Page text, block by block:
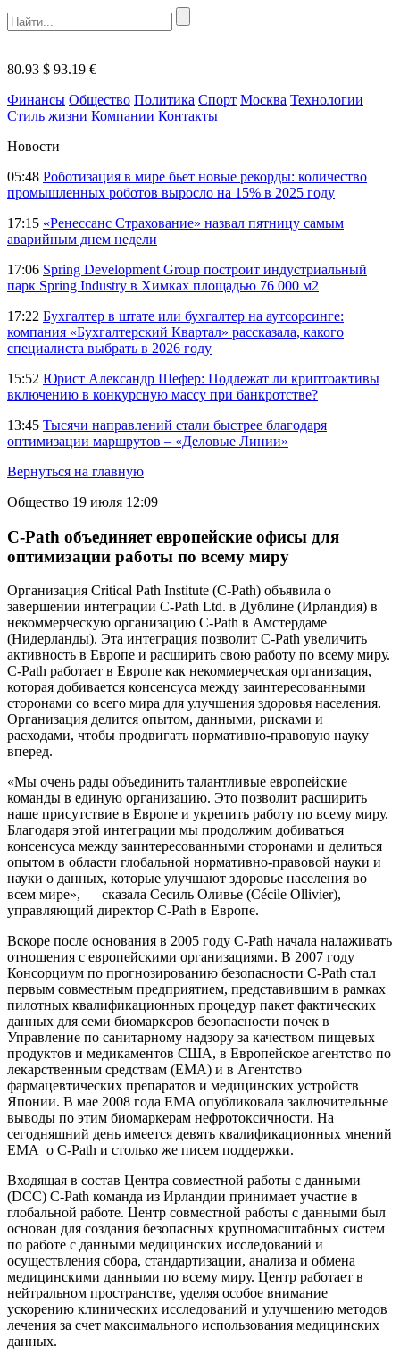
80.93 $ 93.19 €
Финансы Общество Политика Спорт Москва Технологии
Стиль жизни Компании Контакты
Новости
05:48 Роботизация в мире бьет новые рекорды: количество
промышленных роботов выросло на 15% в 2025 году
17:15 «Ренессанс Страхование» назвал пятницу самым
аварийным днем недели
17:06 Spring Development Group построит индустриальный
парк Spring Industry в Химках площадью 76 000 м2
17:22 Бухгалтер в штате или бухгалтер на аутсорсинге:
компания «Бухгалтерский Квартал» рассказала, какого
специалиста выбрать в 2026 году
15:52 Юрист Александр Шефер: Подлежат ли криптоактивы
включению в конкурсную массу при банкротстве?
13:45 Тысячи направлений стали быстрее благодаря
оптимизации маршрутов – «Деловые Линии»
Вернуться на главную
Общество 19 июля 12:09
C-Path объединяет европейские офисы для
оптимизации работы по всему миру
Организация Critical Path Institute (C-Path) объявила о
завершении интеграции C-Path Ltd. в Дублине (Ирландия) в
некоммерческую организацию C-Path в Амстердаме
(Нидерланды). Эта интеграция позволит C-Path увеличить
активность в Европе и расширить свою работу по всему миру.
C-Path работает в Европе как некоммерческая организация,
которая добивается консенсуса между заинтересованными
сторонами со всего мира для улучшения здоровья населения.
Организация делится опытом, данными, рисками и
расходами, чтобы продвигать нормативно-правовую науку
вперед.
«Мы очень рады объединить талантливые европейские
команды в единую организацию. Это позволит расширить
наше присутствие в Европе и укрепить работу по всему миру.
Благодаря этой интеграции мы продолжим добиваться
консенсуса между заинтересованными сторонами и делиться
опытом в области глобальной нормативно-правовой науки и
науки о данных, которые улучшают здоровье населения во
всем мире», — сказала Сесиль Оливье (Cécile Ollivier),
управляющий директор C-Path в Европе.
Вскоре после основания в 2005 году C-Path начала налаживать
отношения с европейскими организациями. В 2007 году
Консорциум по прогнозированию безопасности C-Path стал
первым совместным предприятием, представившим в рамках
пилотных квалификационных процедур пакет фактических
данных для семи биомаркеров безопасности почек в
Управление по санитарному надзору за качеством пищевых
продуктов и медикаментов США, в Европейское агентство по
лекарственным средствам (EMA) и в Агентство
фармацевтических препаратов и медицинских устройств
Японии. В мае 2008 года EMA опубликовала заключительные
выводы по этим биомаркерам нефротоксичности. На
сегодняшний день имеется девять квалификационных мнений
EMA о C-Path и столько же писем поддержки.
Входящая в состав Центра совместной работы с данными
(DCC) C-Path команда из Ирландии принимает участие в
глобальной работе. Центр совместной работы с данными был
основан для создания безопасных крупномасштабных систем
по работе с данными медицинских исследований и
осуществления сбора, стандартизации, анализа и обмена
медицинскими данными по всему миру. Центр работает в
нейтральном пространстве, уделяя особое внимание
ускорению клинических исследований и улучшению методов
лечения за счет максимального использования медицинских
данных.